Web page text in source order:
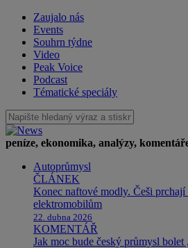
Zaujalo nás
Events
Souhrn týdne
Video
Peak Voice
Podcast
Tématické speciály
peníze, ekonomika, analýzy,
Autoprůmysl
ČLÁNEK
Konec naftové modly. Češi
elektromobilům
22. dubna 2026
KOMENTÁŘ
Jak moc bude český průmysl bolet